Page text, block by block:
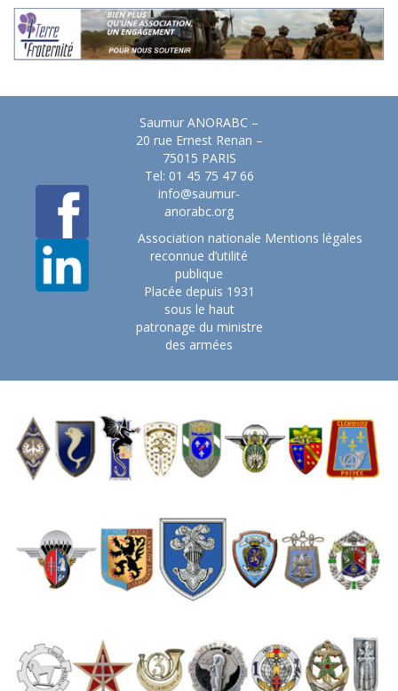
Saumur ANORABC –
20 rue Ernest Renan –
75015 PARIS
Tel: 01 45 75 47 66
info@saumur-
anorabc.org
Association nationale
reconnue d’utilité
publique
Placée depuis 1931
sous le haut
patronage du ministre
des armées
Mentions légales